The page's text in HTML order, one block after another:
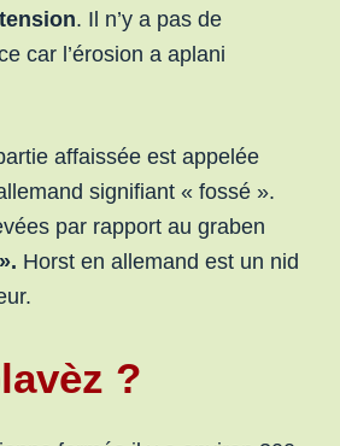
. Il n’y a pas de
car l’érosion a aplani
affaissée est appelée
signifiant « fossé ».
par rapport au graben
Horst en allemand est un nid
?